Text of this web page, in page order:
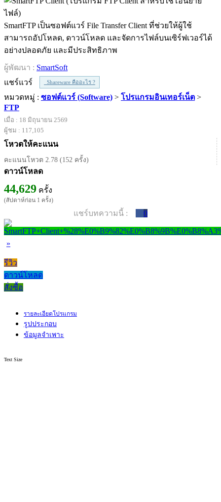
SmartFTP เป็นซอฟต์แวร์ File Transfer Client ที่ช่วยให้ผู้ใช้
สามารถอัปโหลด, ดาวน์โหลด และจัดการไฟล์บนเซิร์ฟเวอร์ได้
อย่างปลอดภัย และมีประสิทธิภาพ
ผู้พัฒนา : SmartSoft
แชร์แวร์
Shareware คืออะไร ?
หมวดหมู่ : ซอฟต์แวร์ (Software) > โปรแกรมอินเทอร์เน็ต >
FTP
เมื่อ : 18 มิถุนายน 2569
ผู้ชม : 117,105
โหวตให้คะแนน
คะแนนโหวต 2.78 (152 ครั้ง)
ดาวน์โหลด
44,629 ครั้ง
(สัปดาห์ก่อน 1 ครั้ง)
แชร์บทความนี้ : 0
»
รีวิว
ดาวน์โหลด
สั่งซื้อ
รายละเอียดโปรแกรม
รูปประกอบ
ข้อมูลจำเพาะ
Text Size